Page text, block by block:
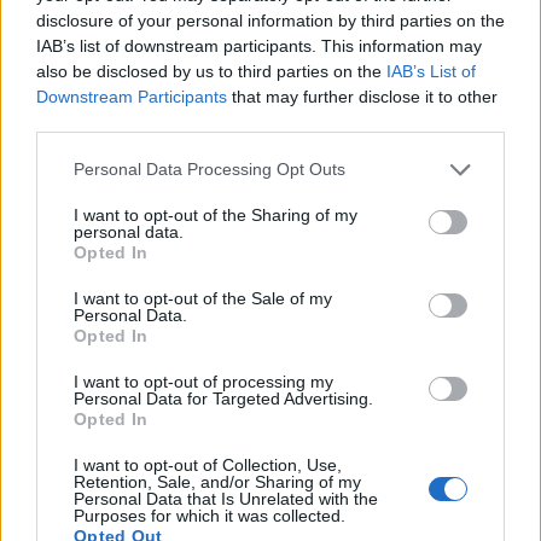
disclosure of your personal information by third parties on the
IAB’s list of downstream participants. This information may
also be disclosed by us to third parties on the IAB’s List of
Downstream Participants that may further disclose it to other
Personal Data Processing Opt Outs
I want to opt-out of the Sharing of my
personal data.
Opted In
I want to opt-out of the Sale of my
Personal Data.
Opted In
I want to opt-out of processing my
Personal Data for Targeted Advertising.
Opted In
I want to opt-out of Collection, Use,
Retention, Sale, and/or Sharing of my
Personal Data that Is Unrelated with the
Purposes for which it was collected.
Opted Out
ΡΟΗ ΕΙΔΗΣΕΩΝ
Screen time στα παιδιά: Μήπως μετράμε λάθος
τις ώρες μπροστά στην οθόνη;
κάνουν πολλοί πριν δώσουν τη βαλίτσα
08:12
Επίδομα παιδιού Α21: Πότε θα πληρωθεί μετά το
καλοκαίρι
08:00
Τι λέει το βιβλίο που διαβάζεις το καλοκαίρι για
εσένα
15:33